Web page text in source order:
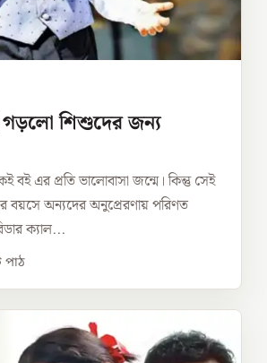
শিশুদের জন্য
এর প্রতি ভালোবাসা জন্মে। কিন্তু সেই
বয়সে অন্যদের অনুপ্রেরণায় পরিণত
ক্যাল...
পাঠ